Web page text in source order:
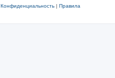
Конфиденциальность| Правила